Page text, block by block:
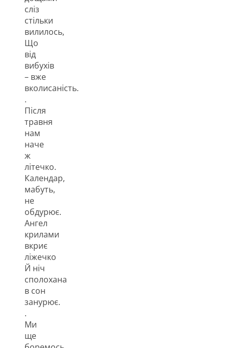
сліз
стільки
вилилось,
Що
від
вибухів
– вже
вколисаність.
.
Після
травня
нам
наче
ж
літечко.
Календар,
мабуть,
не
обдурює.
Ангел
крилами
вкриє
ліжечко
Й ніч
сполохана
в сон
занурює.
.
Ми
ще